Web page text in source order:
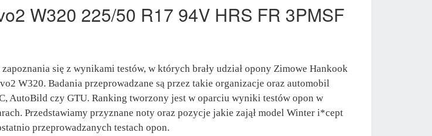
W320 225/50 R17 94V HRS FR 3PMSF
zapoznania się z wynikami testów, w których brały udział opony Zimowe Hankook
W320. Badania przeprowadzane są przez takie organizacje oraz automobil
AutoBild czy GTU. Ranking tworzony jest w oparciu wyniki testów opon w
Przedstawiamy przyznane noty oraz pozycje jakie zajął model Winter i*cept
przeprowadzanych testach opon.